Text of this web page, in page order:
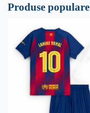
Produse populare